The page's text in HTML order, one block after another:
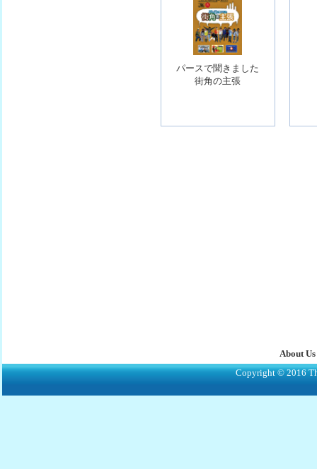
パースで聞きました
街角の主張
About Us
Copyright © 2016